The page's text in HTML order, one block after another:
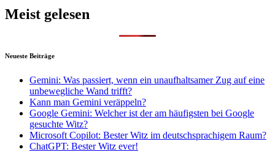
Meist gelesen
Neueste Beiträge
Gemini: Was passiert, wenn ein unaufhaltsamer Zug auf eine
unbewegliche Wand trifft?
Kann man Gemini veräppeln?
Google Gemini: Welcher ist der am häufigsten bei Google
gesuchte Witz?
Microsoft Copilot: Bester Witz im deutschsprachigem Raum?
ChatGPT: Bester Witz ever!